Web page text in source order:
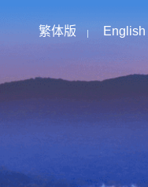
繁体版 English